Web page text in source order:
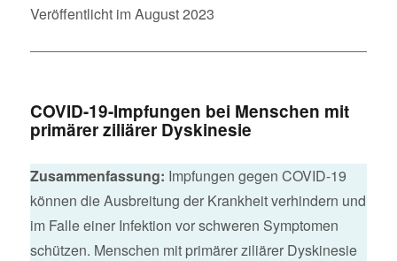
Veröffentlicht im August 2023
COVID-19-Impfungen bei Menschen mit
primärer ziliärer Dyskinesie
Zusammenfassung: Impfungen gegen COVID-19
können die Ausbreitung der Krankheit verhindern und
im Falle einer Infektion vor schweren Symptomen
schützen. Menschen mit primärer ziliärer Dyskinesie